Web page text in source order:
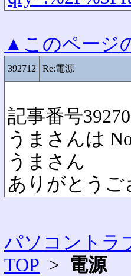
▲このページ
392712 Re:電源
記事番号
うまさんは
うまさん
ありがとうご
パソコントラ
TOP > 電源